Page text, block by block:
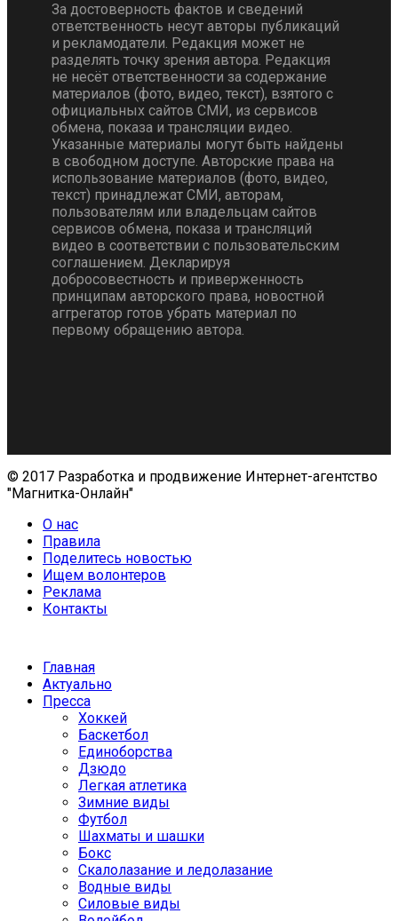
За достоверность фактов и сведений
ответственность несут авторы публикаций
и рекламодатели. Редакция может не
разделять точку зрения автора. Редакция
не несёт ответственности за содержание
материалов (фото, видео, текст), взятого с
официальных сайтов СМИ, из сервисов
обмена, показа и трансляции видео.
Указанные материалы могут быть найдены
в свободном доступе. Авторские права на
использование материалов (фото, видео,
текст) принадлежат СМИ, авторам,
пользователям или владельцам сайтов
сервисов обмена, показа и трансляций
видео в соответствии с пользовательским
соглашением. Декларируя
добросовестность и приверженность
принципам авторского права, новостной
аггрегатор готов убрать материал по
первому обращению автора.
© 2017 Разработка и продвижение Интернет-агентство
"Магнитка-Онлайн"
О нас
Правила
Поделитесь новостью
Ищем волонтеров
Реклама
Контакты
Главная
Актуально
Пресса
Хоккей
Баскетбол
Единоборства
Дзюдо
Легкая атлетика
Зимние виды
Футбол
Шахматы и шашки
Бокс
Скалолазание и ледолазание
Водные виды
Силовые виды